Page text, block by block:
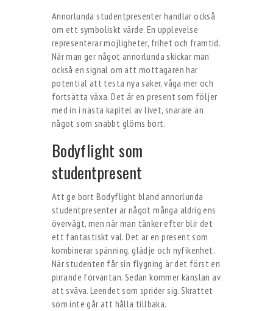
Annorlunda studentpresenter handlar också
om ett symboliskt värde. En upplevelse
representerar möjligheter, frihet och framtid.
När man ger något annorlunda skickar man
också en signal om att mottagaren har
potential att testa nya saker, våga mer och
fortsätta växa. Det är en present som följer
med in i nästa kapitel av livet, snarare än
något som snabbt glöms bort.
Bodyflight som
studentpresent
Att ge bort Bodyflight bland annorlunda
studentpresenter är något många aldrig ens
övervägt, men när man tänker efter blir det
ett fantastiskt val. Det är en present som
kombinerar spänning, glädje och nyfikenhet.
När studenten får sin flygning är det först en
pirrande förväntan. Sedan kommer känslan av
att sväva. Leendet som sprider sig. Skrattet
som inte går att hålla tillbaka.